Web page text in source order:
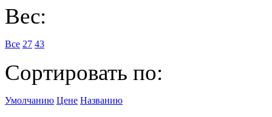
Вес:
Все 27 43
Сортировать по:
Умолчанию Цене Названию